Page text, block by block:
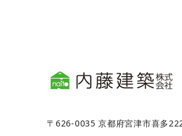
〒626-0035 京都府宮津市喜多